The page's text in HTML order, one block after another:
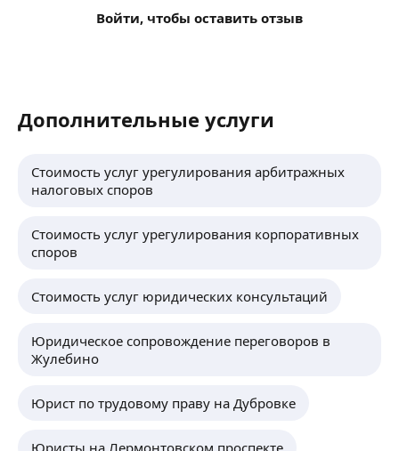
Войти, чтобы оставить отзыв
Дополнительные услуги
Стоимость услуг урегулирования арбитражных
налоговых споров
Стоимость услуг урегулирования корпоративных
споров
Стоимость услуг юридических консультаций
Юридическое сопровождение переговоров в
Жулебино
Юрист по трудовому праву на Дубровке
Юристы на Лермонтовском проспекте